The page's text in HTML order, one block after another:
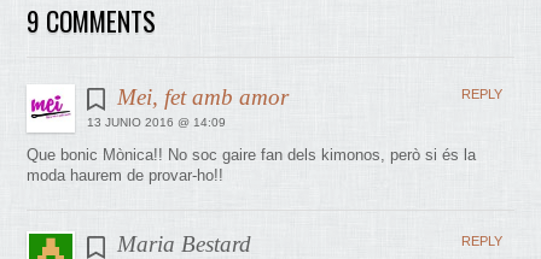
9 COMMENTS
Mei, fet amb amor
13 JUNIO 2016 @ 14:09
Que bonic Mònica!! No soc gaire fan dels kimonos, però si és la
moda haurem de provar-ho!!
REPLY
Maria Bestard REPLY